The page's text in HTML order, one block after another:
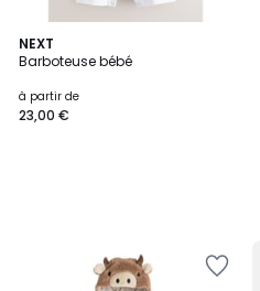
NEXT
Barboteuse bébé
à partir de
23,00 €